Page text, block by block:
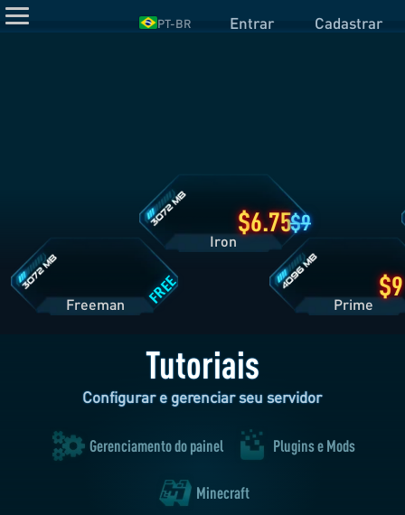
PT-BR Entrar Cadastrar
6.75
Tutoriais
Configurar e gerenciar seu servidor
Gerenciamento do painel Plugins e Mods
Minecraft